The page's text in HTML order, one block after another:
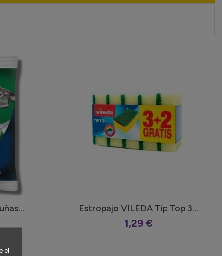
Estropajo VILEDA Tip Top 3...
1,29 €
el